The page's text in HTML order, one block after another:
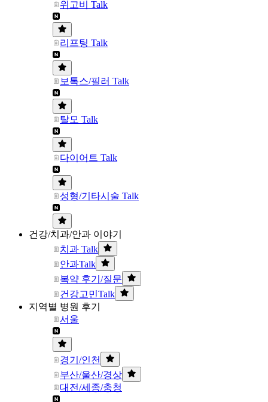
위고비 Talk
리프팅 Talk
보톡스/필러 Talk
탈모 Talk
다이어트 Talk
성형/기타시술 Talk
건강/치과/안과 이야기
치과 Talk
안과Talk
복약 후기/질문
건강고민Talk
지역별 병원 후기
서울
경기/인천
부산/울산/경상
대전/세종/충청